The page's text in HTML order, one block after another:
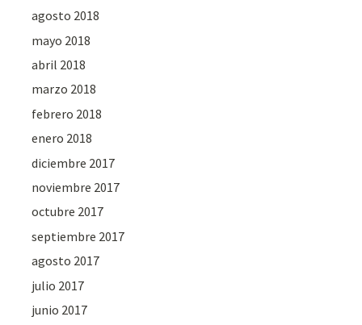
agosto 2018
mayo 2018
abril 2018
marzo 2018
febrero 2018
enero 2018
diciembre 2017
noviembre 2017
octubre 2017
septiembre 2017
agosto 2017
julio 2017
junio 2017